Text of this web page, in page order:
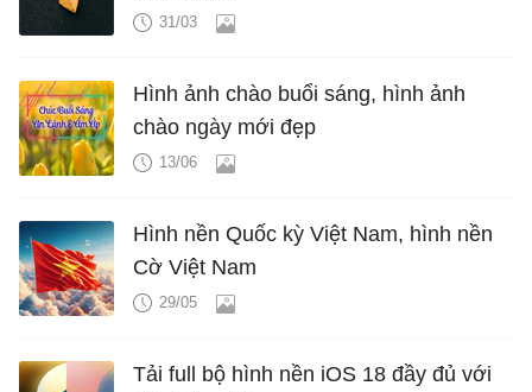
31/03
Hình ảnh chào buổi sáng, hình ảnh
chào ngày mới đẹp
13/06
Hình nền Quốc kỳ Việt Nam, hình nền
Cờ Việt Nam
29/05
Tải full bộ hình nền iOS 18 đầy đủ với